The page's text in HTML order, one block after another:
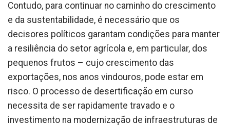
Contudo, para continuar no caminho do crescimento
e da sustentabilidade, é necessário que os
decisores políticos garantam condições para manter
a resiliência do setor agrícola e, em particular, dos
pequenos frutos – cujo crescimento das
exportações, nos anos vindouros, pode estar em
risco. O processo de desertificação em curso
necessita de ser rapidamente travado e o
investimento na modernização de infraestruturas de